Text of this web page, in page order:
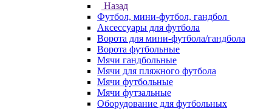
Назад
Футбол, мини-футбол, гандбол
Аксессуары для футбола
Ворота для мини-футбола/гандбола
Ворота футбольные
Мячи гандбольные
Мячи для пляжного футбола
Мячи футбольные
Мячи футзальные
Оборудование для футбольных